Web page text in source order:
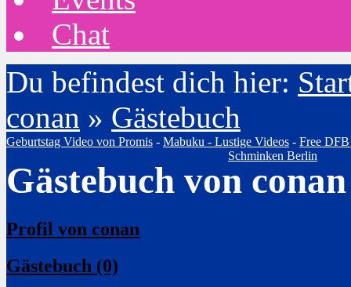
Chat
Du befindest dich hier:
conan » Gästebuch
Geburtstag Video von Promis - Mabuku - Lustige Videos - Free
Schminken Berlin
Gästebuch von conan
Profil von conan
Gästebuch (0)